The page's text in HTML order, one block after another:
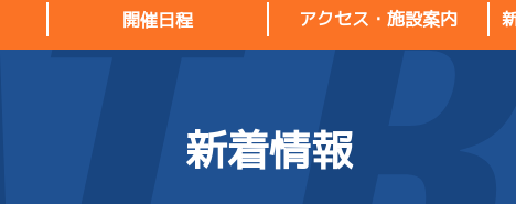
開催日程 アクセス・施設案内
新着情報